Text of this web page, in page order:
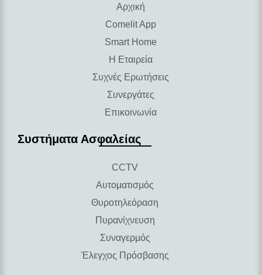
Αρχική
Comelit App
Smart Home
Η Εταιρεία
Συχνές Ερωτήσεις
Συνεργάτες
Επικοινωνία
Συστήματα Ασφαλείας
CCTV
Αυτοματισμός
Θυροτηλεόραση
Πυρανίχνευση
Συναγερμός
Έλεγχος Πρόσβασης